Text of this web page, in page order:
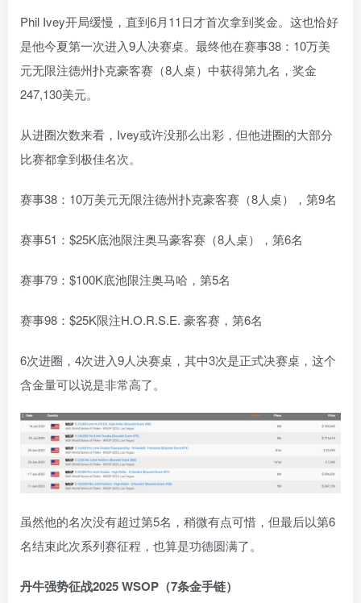
Phil Ivey开局缓慢，直到6月11日才首次拿到奖金。这也恰好
是他今夏第一次进入9人决赛桌。最终他在赛事38：10万美
元无限注德州扑克豪客赛（8人桌）中获得第九名，奖金
247,130美元。
从进圈次数来看，Ivey或许没那么出彩，但他进圈的大部分
比赛都拿到极佳名次。
赛事38：10万美元无限注德州扑克豪客赛（8人桌），第9名
赛事51：$25K底池限注奥马豪客赛（8人桌），第6名
赛事79：$100K底池限注奥马哈，第5名
赛事98：$25K限注H.O.R.S.E. 豪客赛，第6名
6次进圈，4次进入9人决赛桌，其中3次是正式决赛桌，这个
含金量可以说是非常高了。
虽然他的名次没有超过第5名，稍微有点可惜，但最后以第6
名结束此次系列赛征程，也算是功德圆满了。
丹牛强势征战2025 WSOP（7条金手链）